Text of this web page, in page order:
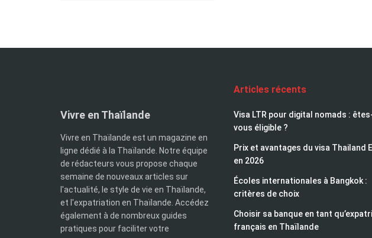
Vivre en Thaïlande
Vivre en Thaïlande est un magazine en
ligne dédié à la Thaïlande. Notre équipe
de rédacteurs vous propose chaque
semaine de nouveaux articles sur
l'actualité, le style de vie en Thaïlande,
et l'expatriation en Thaïlande. Accédez
également à de nombreux guides
pratiques pour faciliter votre
Articles récents
Visa LTR pour digital nomads :
vous éligible ?
Prix et avantages du visa Thailand
en 2026
Écoles internationales à Bangkok :
critères de choix
Choisir sa banque en tant
français en Thaïlande